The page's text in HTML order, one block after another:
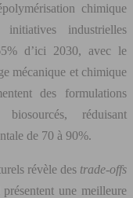
chimique
industrielles
d’ici 2030, avec le
mécanique et chimique
des formulations
réduisant
de 70 à 90%.
révèle des trade-offs
une meilleure